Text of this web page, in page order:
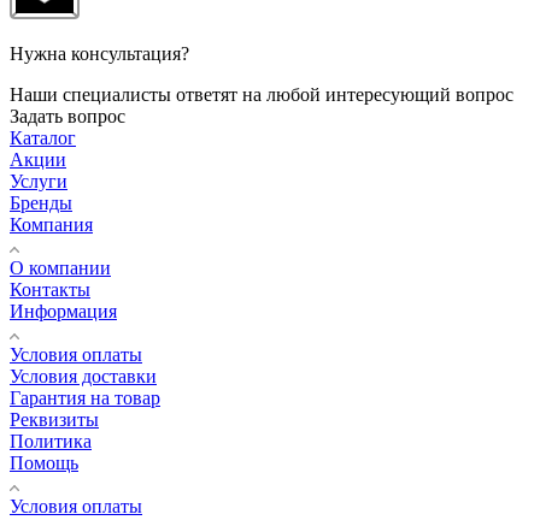
Нужна консультация?
Наши специалисты ответят на любой интересующий вопрос
Задать вопрос
Каталог
Акции
Услуги
Бренды
Компания
О компании
Контакты
Информация
Условия оплаты
Условия доставки
Гарантия на товар
Реквизиты
Политика
Помощь
Условия оплаты